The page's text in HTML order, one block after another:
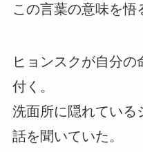
この言葉の意味を悟
ヒョンスクが自分
付く。
洗面所に隠れている
話を聞いていた。